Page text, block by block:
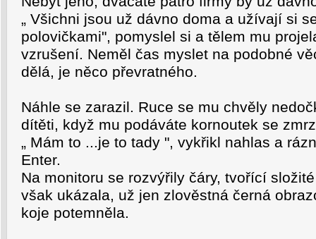
„ Všichni jsou už dávno doma a užívají si
polovičkami", pomyslel si a tělem mu
vzrušení. Neměl čas myslet na podobné
dělá, je něco převratného.
Náhle se zarazil. Ruce se mu chvěly
dítěti, když mu podáváte kornoutek se
„ Mám to ...je to tady ", vykřikl nahlas a
Enter.
Na monitoru se rozvýřily čáry, tvořící
však ukázala, už jen zlověstná černá
koje potemněla.